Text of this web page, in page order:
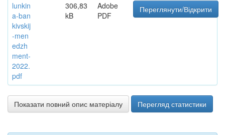
lunkin
a-ban
kivskij
-men
edzh
ment-
2022.
pdf
306,83
kB
Adobe
PDF
Переглянути/Відкрити
Показати повний опис матеріалу Перегляд статистики